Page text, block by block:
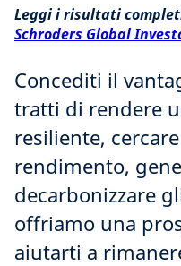
Leggi i risultati
Schroders Global
Concediti il
tratti di rendere
resiliente,
rendimento,
decarbonizzare
offriamo una
aiutarti a